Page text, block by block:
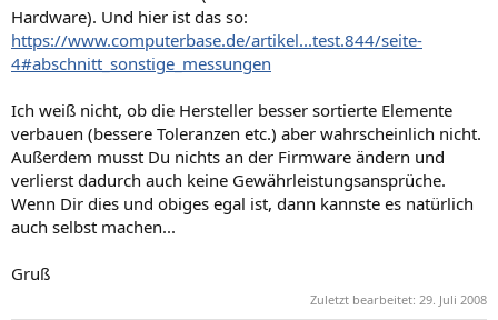
Hardware). Und hier ist das so:
https://www.computerbase.de/artikel...test.844/seite-
4#abschnitt_sonstige_messungen
Ich weiß nicht, ob die Hersteller besser sortierte Elemente
verbauen (bessere Toleranzen etc.) aber wahrscheinlich nicht.
Außerdem musst Du nichts an der Firmware ändern und
verlierst dadurch auch keine Gewährleistungsansprüche.
Wenn Dir dies und obiges egal ist, dann kannste es natürlich
auch selbst machen...
Gruß
Zuletzt bearbeitet: 29. Juli 2008